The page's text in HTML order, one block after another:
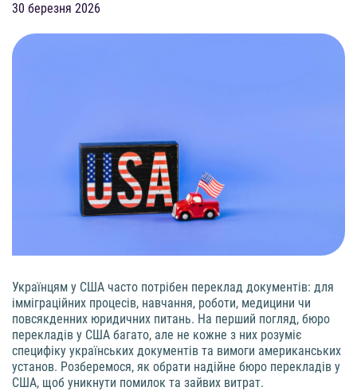
30 березня 2026
Українцям у США часто потрібен переклад документів: для
імміграційних процесів, навчання, роботи, медицини чи
повсякденних юридичних питань. На перший погляд, бюро
перекладів у США багато, але не кожне з них розуміє
специфіку українських документів та вимоги американських
установ. Розберемося, як обрати надійне бюро перекладів у
США, щоб уникнути помилок та зайвих витрат.